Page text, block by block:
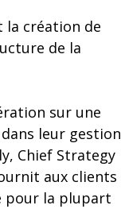
la création de
de la
sur une
leur gestion
Chief Strategy
aux clients
pour la plupart